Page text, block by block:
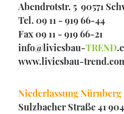
Abendrotstr. 5 90571
Tel. 09 11 - 919 66-44
Fax 09 11 - 919 66-21
info@livicsbau-TREND
www.livicsbau-
Niederlassung Nürnberg
Sulzbacher Straße 41